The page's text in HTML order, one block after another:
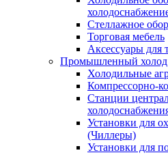
Стеллажное
Торговая мебель
Аксессуары для
Промышленный холод
Холодильные
Компрессорно-
Станции
Установки для
(Чиллеры)
Установки для